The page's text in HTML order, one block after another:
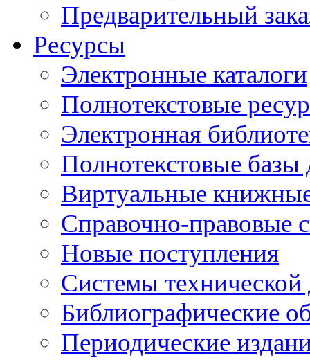
Предварительный
Ресурсы
Электронные каталоги
Полнотекстовые
Электронная
Полнотекстовые
Виртуальные
Справочно-правовые
Новые поступления
Cистемы
Библиографические
Периодические